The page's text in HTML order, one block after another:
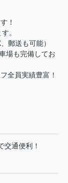
！
。
郵送も可能）
場も完備してお
全員実績豊富！
通便利！